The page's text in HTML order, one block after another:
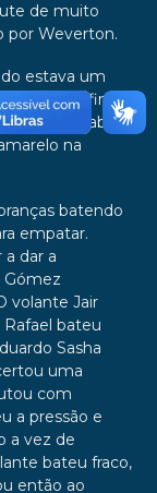
de muito
por Weverton.
estava um
a 0 até o final
Vargas acabou
na
batendo
empatar.
dar a
Gómez
volante Jair
bateu
Sasha
uma
com
a pressão e
a vez de
bateu fraco,
então ao